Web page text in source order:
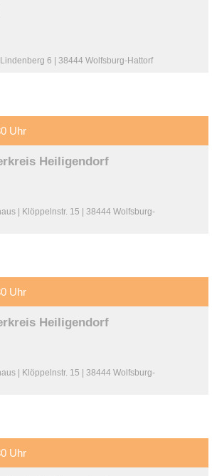
6 | 38444 Wolfsburg-Hattorf
Uhr
Heiligendorf
| Klöppelnstr. 15 | 38444 Wolfsburg-
Uhr
Heiligendorf
| Klöppelnstr. 15 | 38444 Wolfsburg-
Uhr